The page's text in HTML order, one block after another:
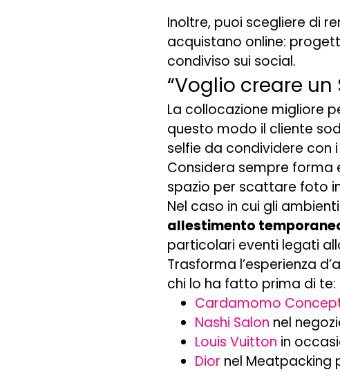
Inoltre, puoi scegliere di
acquistano online:
condiviso sui social.
“Voglio creare
La collocazione migliore
questo modo il cliente
selfie da condividere con
Considera sempre forma
spazio per scattare foto
Nel caso in cui gli
allestimento
particolari eventi legati
Trasforma l’esperienza
chi lo ha fatto prima di te:
Cardamomo
Nashi Salon nel
Louis Vuitton in
Dior nel Meatpacking